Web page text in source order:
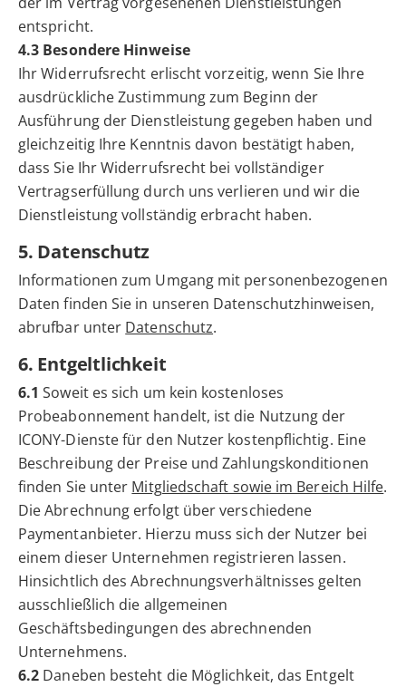
entspricht.
4.3 Besondere Hinweise
Ihr Widerrufsrecht erlischt vorzeitig, wenn Sie Ihre
ausdrückliche Zustimmung zum Beginn der
Ausführung der Dienstleistung gegeben haben und
gleichzeitig Ihre Kenntnis davon bestätigt haben,
dass Sie Ihr Widerrufsrecht bei vollständiger
Vertragserfüllung durch uns verlieren und wir die
Dienstleistung vollständig erbracht haben.
5. Datenschutz
Informationen zum Umgang mit personenbezogenen
Daten finden Sie in unseren Datenschutzhinweisen,
abrufbar unter Datenschutz.
6. Entgeltlichkeit
6.1 Soweit es sich um kein kostenloses
Probeabonnement handelt, ist die Nutzung der
ICONY-Dienste für den Nutzer kostenpflichtig. Eine
Beschreibung der Preise und Zahlungskonditionen
finden Sie unter Mitgliedschaft sowie im Bereich Hilfe.
Die Abrechnung erfolgt über verschiedene
Paymentanbieter. Hierzu muss sich der Nutzer bei
einem dieser Unternehmen registrieren lassen.
Hinsichtlich des Abrechnungsverhältnisses gelten
ausschließlich die allgemeinen
Geschäftsbedingungen des abrechnenden
Unternehmens.
6.2 Daneben besteht die Möglichkeit, das Entgelt